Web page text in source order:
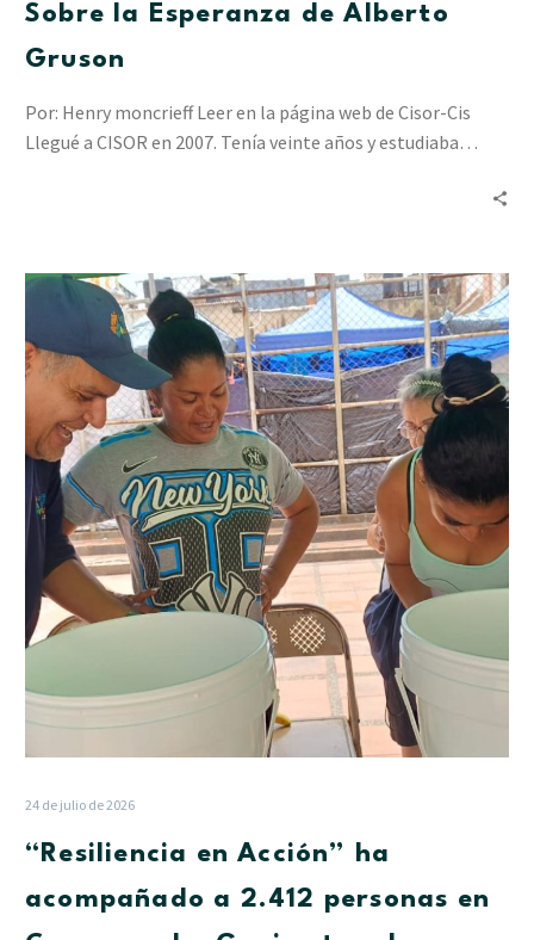
Sobre la Esperanza de Alberto
Gruson
Por: Henry moncrieff Leer en la página web de Cisor-Cis
Llegué a CISOR en 2007. Tenía veinte años y estudiaba…
“Resiliencia
en
Acción”
ha
acompañado
a
2.412
personas
en
Caracas
y
La
Guaira
tras
los
terremotos
24 de julio de 2026
“Resiliencia en Acción” ha
acompañado a 2.412 personas en